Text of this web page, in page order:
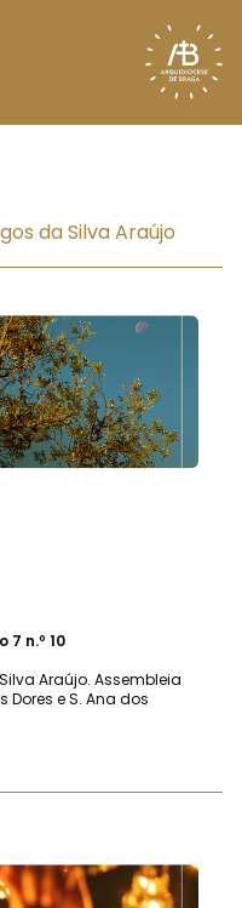
da Silva Araújo
7 n.º 10
Araújo. Assembleia
Dores e S. Ana dos